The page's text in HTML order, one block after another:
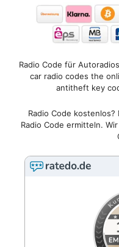
Radio Code für
car radio codes the
antitheft key
Radio Code
Radio Code ermitteln.